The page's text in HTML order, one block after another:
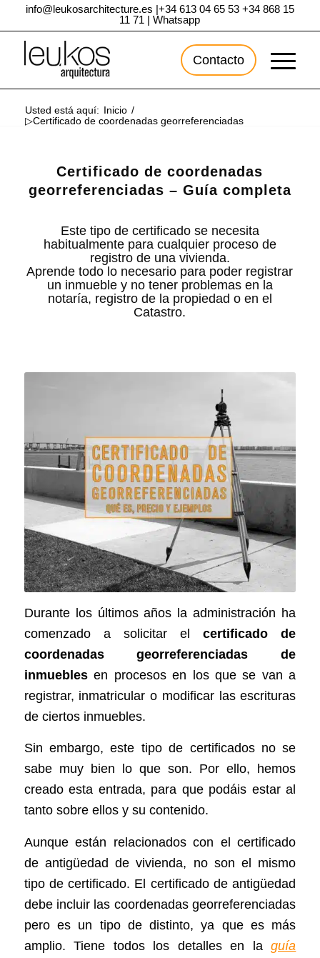
info@leukosarchitecture.es |+34 613 04 65 53 +34 868 15
11 71 |Whatsapp
Contacto
Usted está aquí: Inicio /
▷Certificado de coordenadas georreferenciadas
Certificado de coordenadas
georreferenciadas – Guía completa
Este tipo de certificado se necesita
habitualmente para cualquier proceso de
registro de una vivienda.
Aprende todo lo necesario para poder registrar
un inmueble y no tener problemas en la
notaría, registro de la propiedad o en el
Catastro.
Durante los últimos años la administración ha
comenzado a solicitar elcertificado de
coordenadas georreferenciadas de
inmueblesen procesos en los que se van a
registrar, inmatricular o modificar las escrituras
de ciertos inmuebles.
Sin embargo, este tipo de certificados no se
sabe muy bien lo que son. Por ello, hemos
creado esta entrada, para que podáis estar al
tanto sobre ellos y su contenido.
Aunque están relacionados con el certificado
de antigüedad de vivienda, no son el mismo
tipo de certificado. El certificado de antigüedad
debe incluir las coordenadas georreferenciadas
pero es un tipo de distinto, ya que es más
amplio. Tiene todos los detalles en laguía